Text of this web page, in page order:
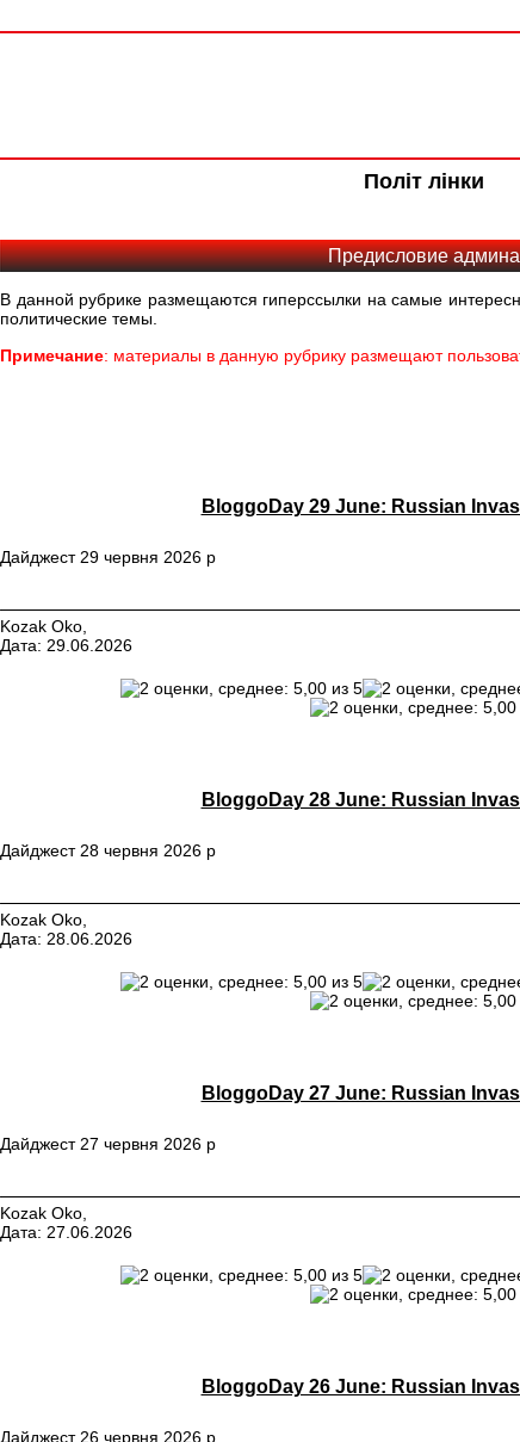
Політ лінки
Предисловие админа
В данной рубрике размещаются гиперссылки на самые
политические темы.
Примечание: материалы в данную рубрику размещают
BloggoDay 29 June: Russian
Дайджест 29 червня 2026 р
Kozak Oko,
Дата: 29.06.2026
BloggoDay 28 June: Russian
Дайджест 28 червня 2026 р
Kozak Oko,
Дата: 28.06.2026
BloggoDay 27 June: Russian
Дайджест 27 червня 2026 р
Kozak Oko,
Дата: 27.06.2026
BloggoDay 26 June: Russian
Дайджест 26 червня 2026 р